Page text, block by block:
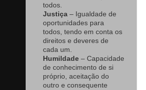
todos.
Justiça – Igualdade de
oportunidades para
todos, tendo em conta os
direitos e deveres de
cada um.
Humildade – Capacidade
de conhecimento de si
próprio, aceitação do
outro e consequente